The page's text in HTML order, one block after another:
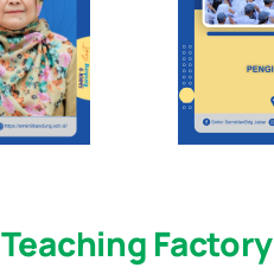
Teaching Factory